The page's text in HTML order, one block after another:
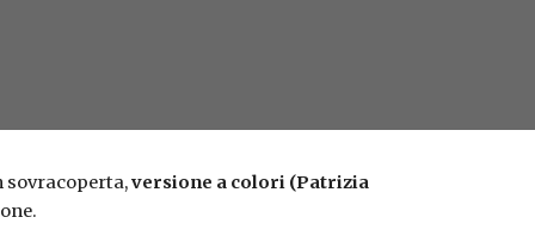
sovracoperta, versione a colori (Patrizia